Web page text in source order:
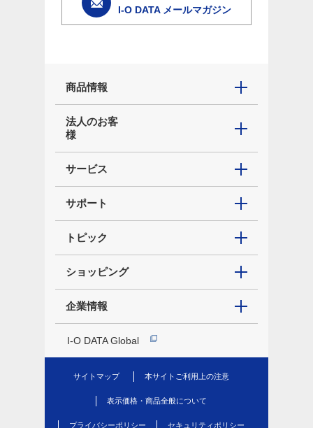
I-O DATA メールマガジン
商品情報
法人のお客
様
サービス
サポート
トピック
ショッピング
企業情報
I-O DATA Global
サイトマップ 本サイトご利用上の注意
表示価格・商品全般について
プライバシーポリシー セキュリティポリシー